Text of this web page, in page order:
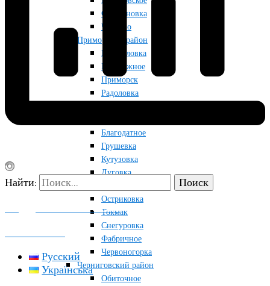
Строгановка
Чкалово
Приморский район
Мануйловка
Набережное
Приморск
Радоловка
Благодатное
Грушевка
Кутузовка
Луговка
Остриковка
Токмак
Снегуровка
Фабричное
Червоногорка
Черниговский район
Обиточное
Найти:
ПОДДЕРЖАТЬ ПРОЕКТ
Русский
Українська